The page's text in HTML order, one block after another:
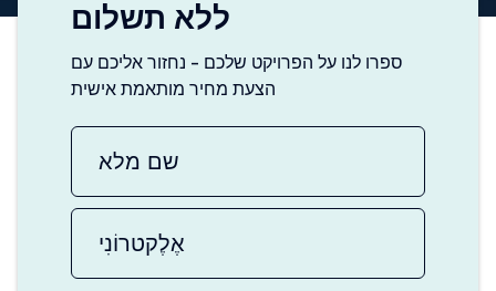
ללא תשלום
ספרו לנו על הפרויקט שלכם - נחזור אליכם עם
הצעת מחיר מותאמת אישית